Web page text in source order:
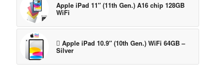
Apple iPad 11″ (11th Gen.) A16 chip 128GB
WiFi
 Apple iPad 10.9″ (10th Gen.) WiFi 64GB –
Silver